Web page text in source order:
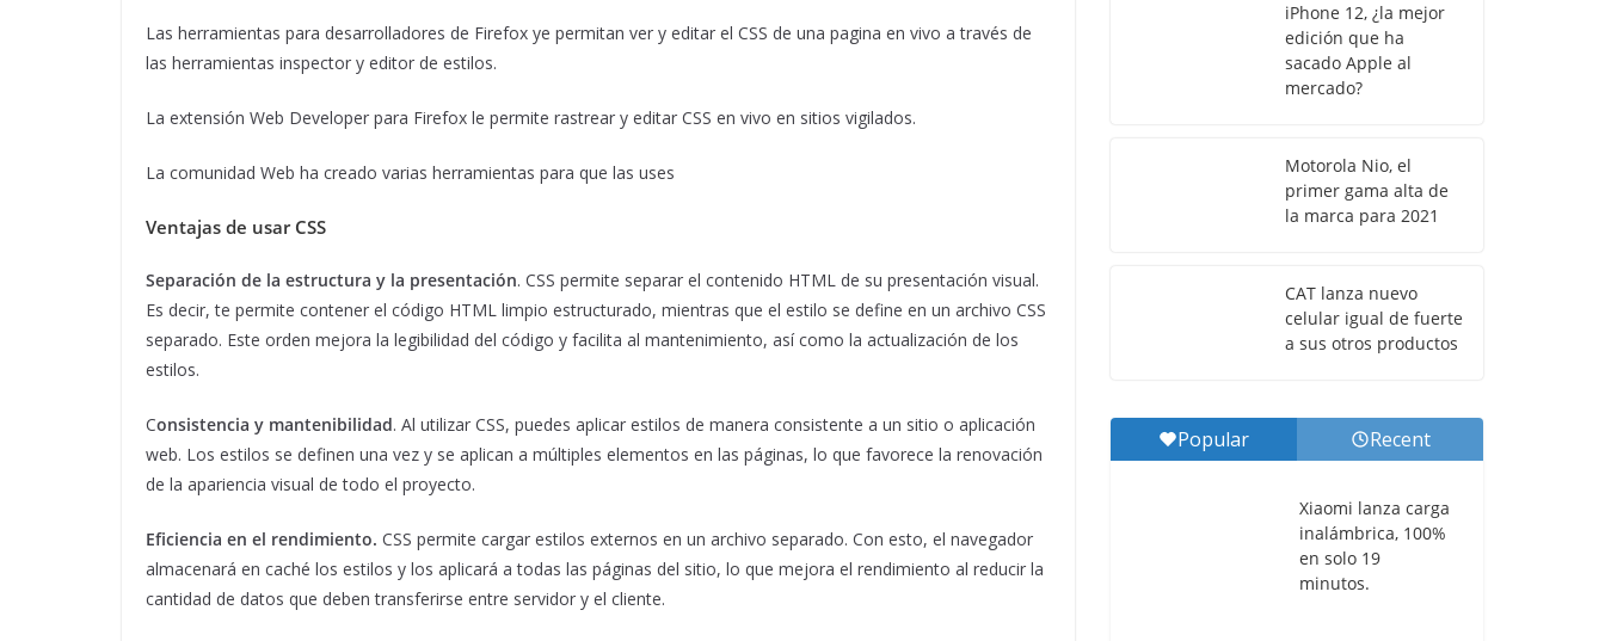
Las herramientas para desarrolladores de Firefox ye permitan ver y editar el CSS de una pagina en vivo a través de
las herramientas inspector y editor de estilos.
La extensión Web Developer para Firefox le permite rastrear y editar CSS en vivo en sitios vigilados.
La comunidad Web ha creado varias herramientas para que las uses
Ventajas de usar CSS
Separación de la estructura y la presentación. CSS permite separar el contenido HTML de su presentación visual.
Es decir, te permite contener el código HTML limpio estructurado, mientras que el estilo se define en un archivo CSS
separado. Este orden mejora la legibilidad del código y facilita al mantenimiento, así como la actualización de los
estilos.
Consistencia y mantenibilidad. Al utilizar CSS, puedes aplicar estilos de manera consistente a un sitio o aplicación
web. Los estilos se definen una vez y se aplican a múltiples elementos en las páginas, lo que favorece la renovación
de la apariencia visual de todo el proyecto.
Eficiencia en el rendimiento. CSS permite cargar estilos externos en un archivo separado. Con esto, el navegador
almacenará en caché los estilos y los aplicará a todas las páginas del sitio, lo que mejora el rendimiento al reducir la
cantidad de datos que deben transferirse entre servidor y el cliente.
iPhone 12, ¿la mejor
edición que ha
sacado Apple al
mercado?
Motorola Nio, el
primer gama alta de
la marca para 2021
CAT lanza nuevo
celular igual de fuerte
a sus otros productos
Popular Recent
Xiaomi lanza carga
inalámbrica, 100%
en solo 19
minutos.